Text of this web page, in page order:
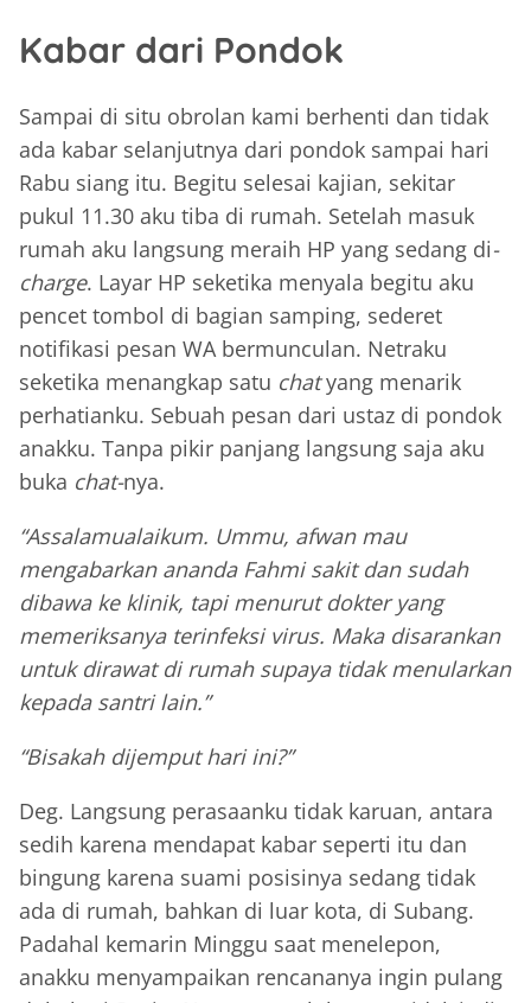
Kabar dari Pondok
Sampai di situ obrolan kami berhenti dan tidak
ada kabar selanjutnya dari pondok sampai hari
Rabu siang itu. Begitu selesai kajian, sekitar
pukul 11.30 aku tiba di rumah. Setelah masuk
rumah aku langsung meraih HP yang sedang di-
charge. Layar HP seketika menyala begitu aku
pencet tombol di bagian samping, sederet
notifikasi pesan WA bermunculan. Netraku
seketika menangkap satu chatyang menarik
perhatianku. Sebuah pesan dari ustaz di pondok
anakku. Tanpa pikir panjang langsung saja aku
buka chat-nya.
“Assalamualaikum. Ummu, afwan mau
mengabarkan ananda Fahmi sakit dan sudah
dibawa ke klinik, tapi menurut dokter yang
memeriksanya terinfeksi virus. Maka disarankan
untuk dirawat di rumah supaya tidak menularkan
kepada santri lain.”
“Bisakah dijemput hari ini?”
Deg. Langsung perasaanku tidak karuan, antara
sedih karena mendapat kabar seperti itu dan
bingung karena suami posisinya sedang tidak
ada di rumah, bahkan di luar kota, di Subang.
Padahal kemarin Minggu saat menelepon,
anakku menyampaikan rencananya ingin pulang